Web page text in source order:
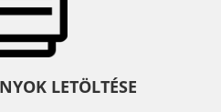
LETÖLTÉSE